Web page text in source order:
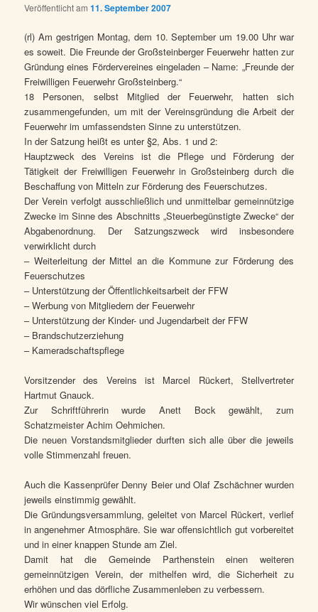
Veröffentlicht am11. September 2007
(rl) Am gestrigen Montag, dem 10. September um 19.00 Uhr war
es soweit. Die Freunde der Großsteinberger Feuerwehr hatten zur
Gründung eines Fördervereines eingeladen – Name: „Freunde der
Freiwilligen Feuerwehr Großsteinberg.“
18 Personen, selbst Mitglied der Feuerwehr, hatten sich
zusammengefunden, um mit der Vereinsgründung die Arbeit der
Feuerwehr im umfassendsten Sinne zu unterstützen.
In der Satzung heißt es unter §2, Abs. 1 und 2:
Hauptzweck des Vereins ist die Pflege und Förderung der
Tätigkeit der Freiwilligen Feuerwehr in Großsteinberg durch die
Beschaffung von Mitteln zur Förderung des Feuerschutzes.
Der Verein verfolgt ausschließlich und unmittelbar gemeinnützige
Zwecke im Sinne des Abschnitts „Steuerbegünstigte Zwecke“ der
Abgabenordnung. Der Satzungszweck wird insbesondere
verwirklicht durch
– Weiterleitung der Mittel an die Kommune zur Förderung des
Feuerschutzes
– Unterstützung der Öffentlichkeitsarbeit der FFW
– Werbung von Mitgliedern der Feuerwehr
– Unterstützung der Kinder- und Jugendarbeit der FFW
– Brandschutzerziehung
– Kameradschaftspflege
Vorsitzender des Vereins ist Marcel Rückert, Stellvertreter
Hartmut Gnauck.
Zur Schriftführerin wurde Anett Bock gewählt, zum
Schatzmeister Achim Oehmichen.
Die neuen Vorstandsmitglieder durften sich alle über die jeweils
volle Stimmenzahl freuen.
Auch die Kassenprüfer Denny Beier und Olaf Zschächner wurden
jeweils einstimmig gewählt.
Die Gründungsversammlung, geleitet von Marcel Rückert, verlief
in angenehmer Atmosphäre. Sie war offensichtlich gut vorbereitet
und in einer knappen Stunde am Ziel.
Damit hat die Gemeinde Parthenstein einen weiteren
gemeinnützigen Verein, der mithelfen wird, die Sicherheit zu
erhöhen und das dörfliche Zusammenleben zu verbessern.
Wir wünschen viel Erfolg.